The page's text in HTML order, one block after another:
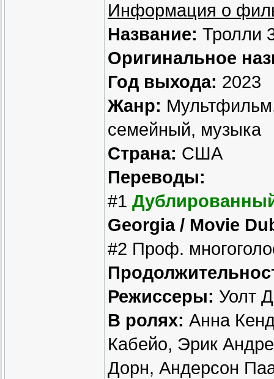
Информация о
Название: Тролли
Оригинальное
Год выхода: 2023
Жанр:
семейный, музыка
Страна: США
Переводы:
#1
Georgia / Movie
#2 Проф.
Режиссеры: Уолт
В ролях: Анна
Кабейо, Эрик
Дорн, Андерсон